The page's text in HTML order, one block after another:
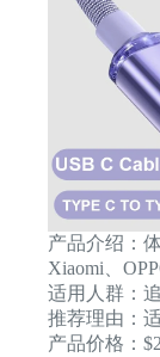
产品介绍：
Xiaomi、
适用人群：
推荐理由：
产品价格：